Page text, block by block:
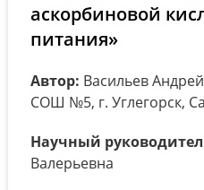
аскорбиновой
питания»
Автор: Васильев
СОШ №5, г. Углегорск,
Научный
Валерьевна